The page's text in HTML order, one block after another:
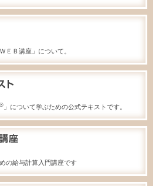
ＥＢ講座」について。
® 」について学ぶための公式テキストです。
の給与計算入門講座です